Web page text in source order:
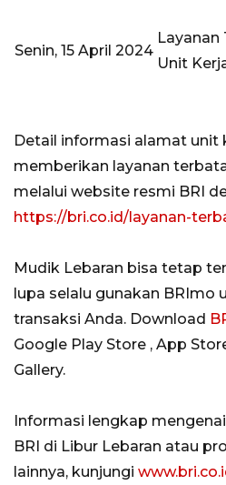
Senin, 15 April 2024
Layanan
Unit
Detail informasi alamat unit
memberikan layanan
melalui website resmi BRI
https://bri.co.id/layanan-
Mudik Lebaran bisa tetap
lupa selalu gunakan BRImo
transaksi Anda. Download
Google Play Store , App
Gallery.
Informasi lengkap
BRI di Libur Lebaran atau
lainnya, kunjungi